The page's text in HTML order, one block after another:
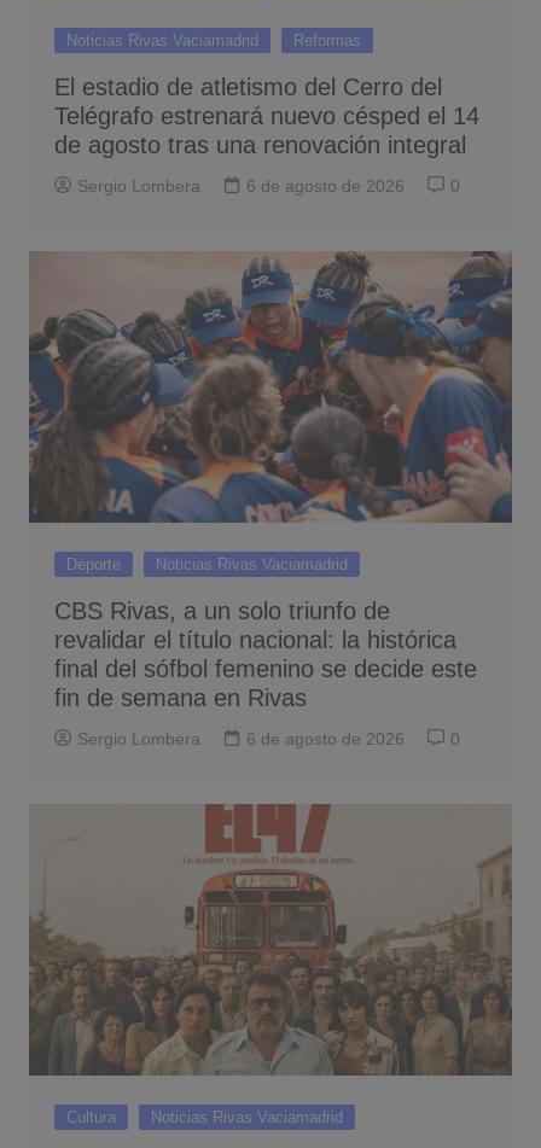
Noticias Rivas Vaciamadrid Reformas
El estadio de atletismo del Cerro del
Telégrafo estrenará nuevo césped el 14
de agosto tras una renovación integral
Sergio Lombera 6 de agosto de 2026 0
Deporte Noticias Rivas Vaciamadrid
CBS Rivas, a un solo triunfo de
revalidar el título nacional: la histórica
final del sófbol femenino se decide este
fin de semana en Rivas
Sergio Lombera 6 de agosto de 2026 0
Cultura Noticias Rivas Vaciamadrid